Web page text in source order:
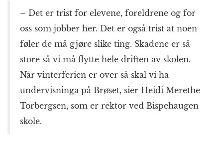
– Det er trist for elevene, foreldrene og for
oss som jobber her. Det er også trist at noen
føler de må gjøre slike ting. Skadene er så
store så vi må flytte hele driften av skolen.
Når vinterferien er over så skal vi ha
undervisninga på Brøset, sier Heidi Merethe
Torbergsen, som er rektor ved Bispehaugen
skole.